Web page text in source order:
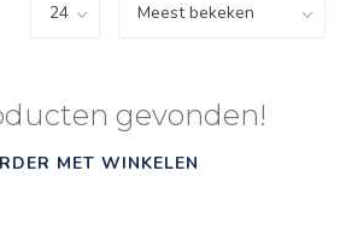
gevonden!
MET WINKELEN